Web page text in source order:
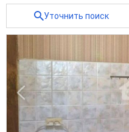
Уточнить поиск